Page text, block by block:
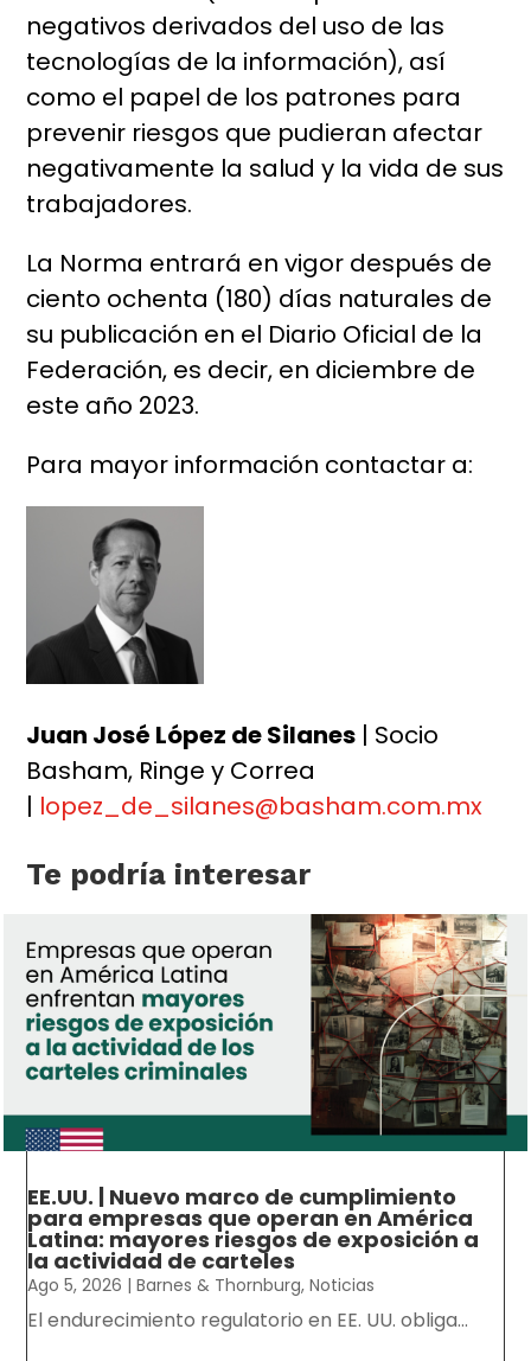
negativos derivados del uso de las
tecnologías de la información), así
como el papel de los patrones para
prevenir riesgos que pudieran afectar
negativamente la salud y la vida de sus
trabajadores.
La Norma entrará en vigor después de
ciento ochenta (180) días naturales de
su publicación en el Diario Oficial de la
Federación, es decir, en diciembre de
este año 2023.
Para mayor información contactar a:
Juan José López de Silanes | Socio
Basham, Ringe y Correa
| lopez_de_silanes@basham.com.mx
Te podría interesar
EE.UU. | Nuevo marco de cumplimiento
para empresas que operan en América
Latina: mayores riesgos de exposición a
la actividad de carteles
Ago 5, 2026 |Barnes & Thornburg,Noticias
El endurecimiento regulatorio en EE. UU. obliga...